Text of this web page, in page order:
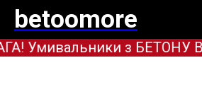
betoomore
Умивальники з БЕТОНУ